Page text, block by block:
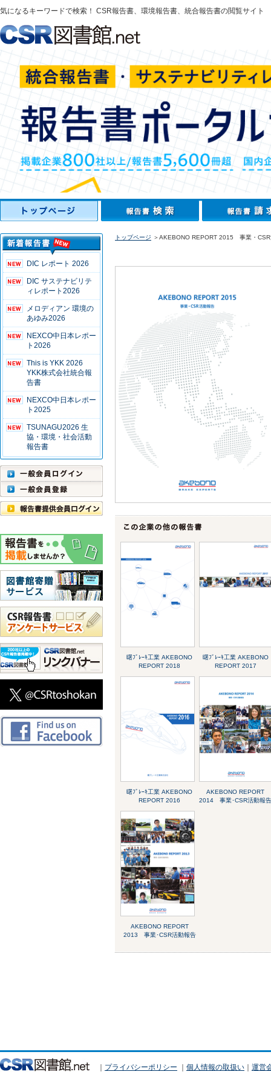
気になるキーワードで検索！ CSR報告書、環境報告書、統合報告書の閲覧サイト
DIC レポート 2026
DIC サステナビリテ
ィレポート2026
メロディアン 環境の
あゆみ2026
NEXCO中日本レポー
ト2026
This is YKK 2026
YKK株式会社統合報
告書
NEXCO中日本レポー
ト2025
TSUNAGU2026 生
協・環境・社会活動
報告書
トップページ ＞AKEBONO REPORT 2015 事業・CSR
曙ﾌﾞﾚｰｷ工業 AKEBONO
REPORT 2018
曙ﾌﾞﾚｰｷ工業 AKEBONO
REPORT 2017
曙ﾌﾞﾚｰｷ工業 AKEBONO
REPORT 2016
AKEBONO REPORT
2014 事業･CSR活動報
AKEBONO REPORT
2013 事業･CSR活動報告
｜ プライバシーポリシー ｜ 個人情報の取扱い ｜ 運営